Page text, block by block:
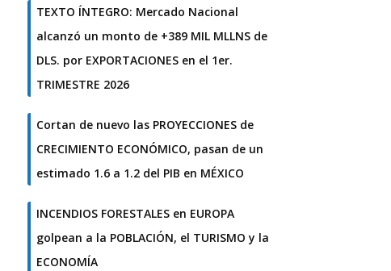
TEXTO ÍNTEGRO: Mercado Nacional
alcanzó un monto de +389 MIL MLLNS de
DLS. por EXPORTACIONES en el 1er.
TRIMESTRE 2026
Cortan de nuevo las PROYECCIONES de
CRECIMIENTO ECONÓMICO, pasan de un
estimado 1.6 a 1.2 del PIB en MÉXICO
INCENDIOS FORESTALES en EUROPA
golpean a la POBLACIÓN, el TURISMO y la
ECONOMÍA